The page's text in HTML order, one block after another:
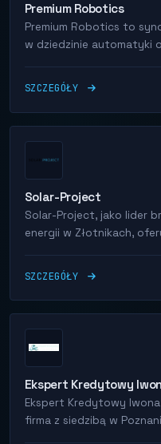
Premium Robotics
Premium Robotics to
w dziedzinie automatyki
SZCZEGÓŁY
Solar-Project
Solar-Project, jako lider
energii w Złotnikach,
SZCZEGÓŁY
Ekspert Kredytowy
Ekspert Kredytowy
firma z siedzibą w